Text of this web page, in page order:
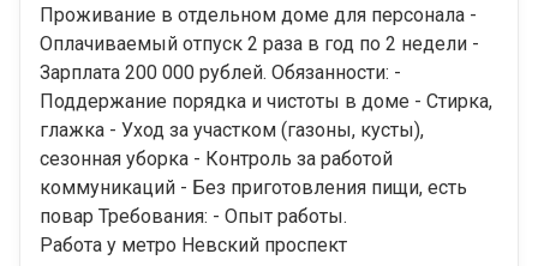
Проживание в отдельном доме для персонала -
Оплачиваемый отпуск 2 раза в год по 2 недели -
Зарплата 200 000 рублей. Обязанности: -
Поддержание порядка и чистоты в доме - Стирка,
глажка - Уход за участком (газоны, кусты),
сезонная уборка - Контроль за работой
коммуникаций - Без приготовления пищи, есть
повар Требования: - Опыт работы.
Работа у метро Невский проспект